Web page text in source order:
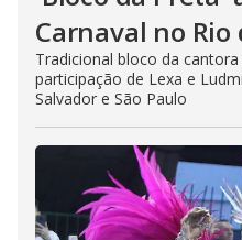
Carnaval no Rio
Tradicional bloco da
participação de Lexa e
Salvador e São Paulo